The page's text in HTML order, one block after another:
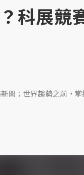
科展競
聞；世界趨勢之前，掌